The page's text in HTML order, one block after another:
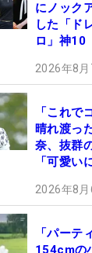
にノック
した「ド
ロ」神10
2026年8
「これで
晴れ渡っ
奈、抜群
「可愛い
2026年8
「パーテ
154cmの